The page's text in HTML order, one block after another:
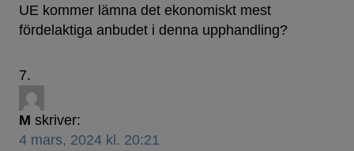
UE kommer lämna det ekonomiskt mest
fördelaktiga anbudet i denna upphandling?
M skriver:
4 mars, 2024 kl. 20:21